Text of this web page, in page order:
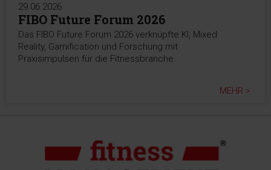
29.06.2026
FIBO Future Forum 2026
Das FIBO Future Forum 2026 verknüpfte KI, Mixed
Reality, Gamification und Forschung mit
Praxisimpulsen für die Fitnessbranche.
MEHR >